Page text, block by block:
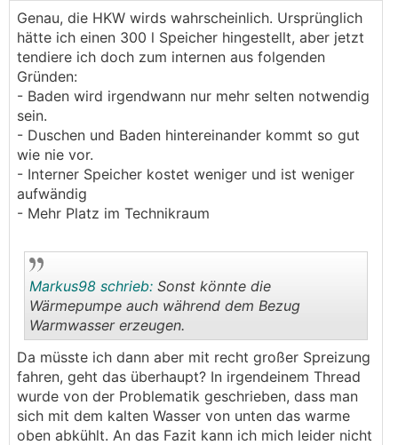
Genau, die HKW wirds wahrscheinlich. Ursprünglich
hätte ich einen 300 l Speicher hingestellt, aber jetzt
tendiere ich doch zum internen aus folgenden
Gründen:
- Baden wird irgendwann nur mehr selten notwendig
sein.
- Duschen und Baden hintereinander kommt so gut
wie nie vor.
- Interner Speicher kostet weniger und ist weniger
aufwändig
- Mehr Platz im Technikraum
..
Markus98 schrieb: Sonst könnte die
Wärmepumpe auch während dem Bezug
Warmwasser erzeugen.
Da müsste ich dann aber mit recht großer Spreizung
fahren, geht das überhaupt? In irgendeinem Thread
wurde von der Problematik geschrieben, dass man
sich mit dem kalten Wasser von unten das warme
oben abkühlt. An das Fazit kann ich mich leider nicht